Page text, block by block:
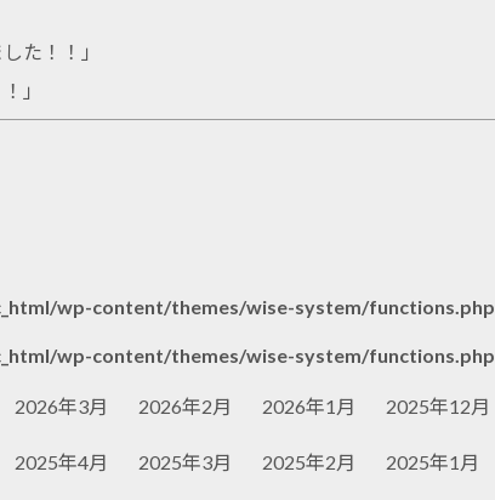
た！！ 」
」
wp-content/themes/wise-system/functions.php
wp-content/themes/wise-system/functions.php
2026年3月 2026年2月 2026年1月 2025年12月
2025年4月 2025年3月 2025年2月 2025年1月